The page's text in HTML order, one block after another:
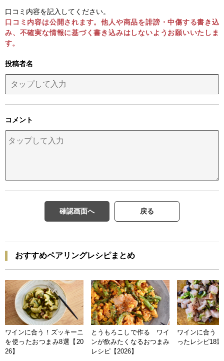
口コミ内容を記入してください。
口コミ内容は公開されます。他人や商品を誹謗・中傷する書き込
み、不確実な情報に基づく書き込みはしないようお願いいたしま
す。
投稿者名
コメント
確認画面へ 戻る
おすすめペアリングレシピまとめ
ワインに合う！ズッキーニ
を使ったおつまみ8選【20
26】
とうもろこしで作る ワイ
ンが飲みたくなるおつまみ
レシピ【2026】
ワインに合う
ったレシピ18